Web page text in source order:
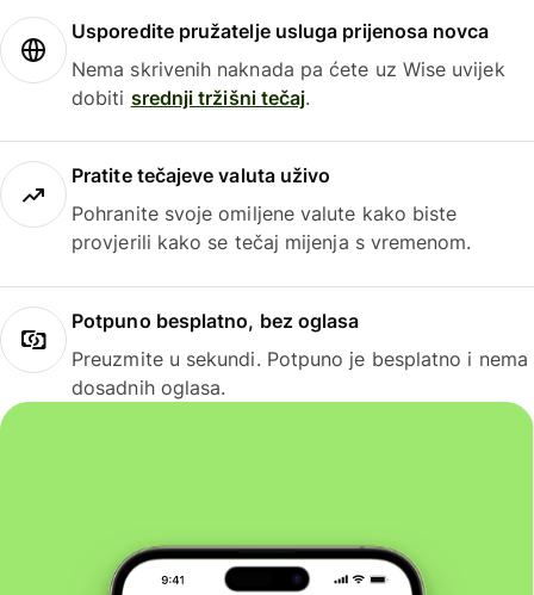
Usporedite pružatelje usluga prijenosa novca
Nema skrivenih naknada pa ćete uz Wise uvijek
dobiti srednji tržišni tečaj.
Pratite tečajeve valuta uživo
Pohranite svoje omiljene valute kako biste
provjerili kako se tečaj mijenja s vremenom.
Potpuno besplatno, bez oglasa
Preuzmite u sekundi. Potpuno je besplatno i nema
dosadnih oglasa.